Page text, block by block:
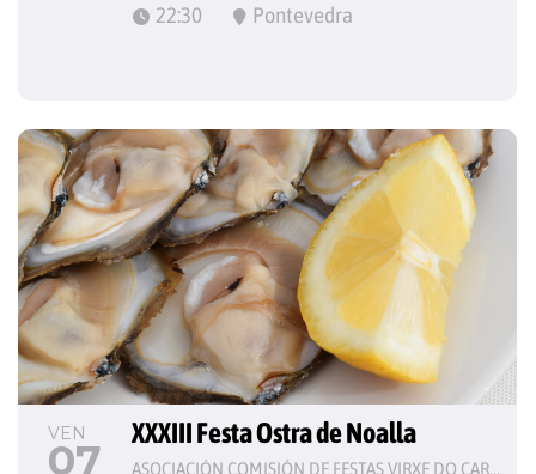
22:30 Pontevedra
VEN
07
XXXIII Festa Ostra de Noalla
ASOCIACIÓN COMISIÓN DE FESTAS VIRXE DO CARME